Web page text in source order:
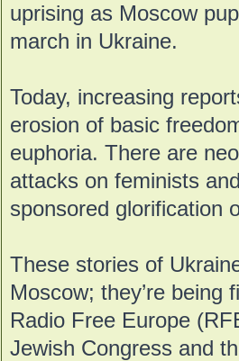
uprising as Moscow
march in Ukraine.
Today, increasing
erosion of basic
euphoria. There are
attacks on feminists
sponsored glorification
These stories of
Moscow; they’re being
Radio Free Europe
Jewish Congress and